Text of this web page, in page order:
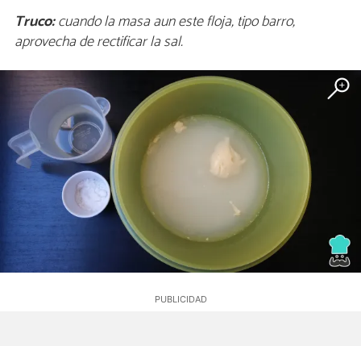
Truco:cuando la masa aun este floja, tipo barro,
aprovecha de rectificar la sal.